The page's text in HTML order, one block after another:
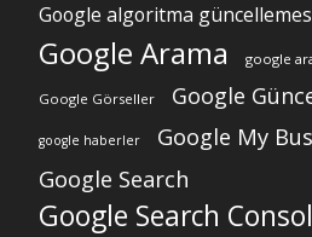
Google algoritma
Google Arama google
Google Görseller Google
google haberler Google My
Google Search
Google Search